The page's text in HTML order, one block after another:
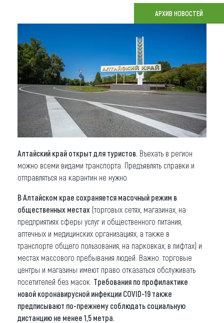
О регионе
Коллекция впечатлений
Другие рубрики
АРХИВ НОВОСТЕЙ
Алтайский край открыт для туристов. Въехать в регион
можно всеми видами транспорта. Предъявлять справки и
отправляться на карантин не нужно.
В Алтайском крае сохраняется масочный режим в
общественных местах (торговых сетях, магазинах, на
предприятиях сферы услуг и общественного питания,
аптечных и медицинских организациях, а также в
транспорте общего пользования, на парковках, в лифтах) и
местах массового пребывания людей. Важно: торговые
центры и магазины имеют право отказаться обслуживать
посетителей без масок. Требования по профилактике
новой коронавирусной инфекции COVID-19 также
предписывают по-прежнему соблюдать социальную
дистанцию не менее 1,5 метра.